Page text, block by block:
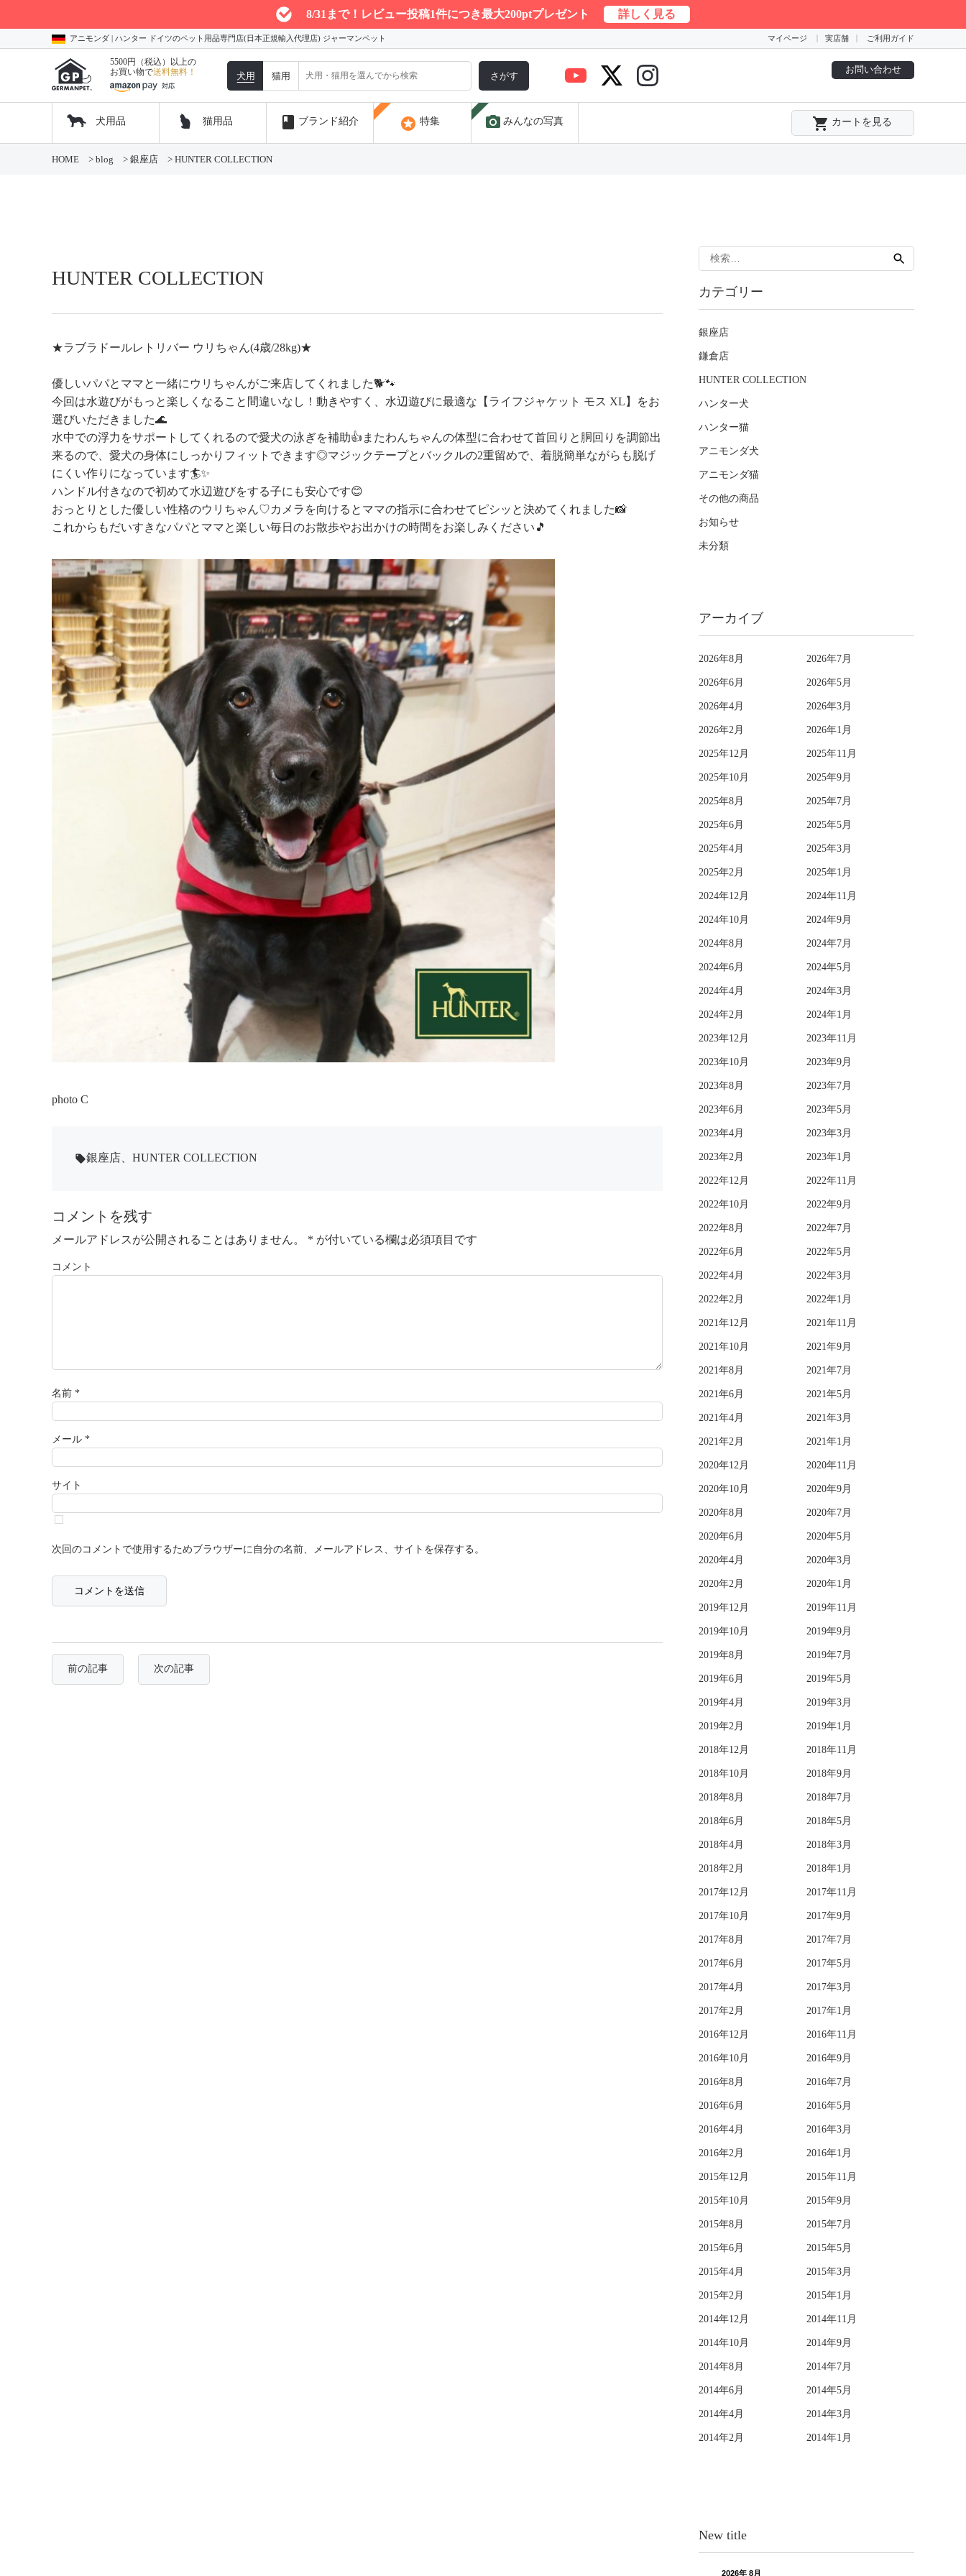
8/31まで！レビュー投稿1件につき最大200ptプレゼント 詳しく見る
アニモンダ | ハンター ドイツのペット用品専門店(日本正規輸入代理店) ジャーマンペット マイページ 実店舗 ご利用ガイド
5500円（税込）以上の
お買い物で送料無料！ 犬用 猫用 さがす
お問い合わせ
犬用品 猫用品 book ブランド紹介 stars 特集 photo_camera みんなの写真 local_grocery_store カートを見る
HOME > blog > 銀座店 > HUNTER COLLECTION
HUNTER COLLECTION
★ラブラドールレトリバー ウリちゃん(4歳/28kg)★
優しいパパとママと一緒にウリちゃんがご来店してくれました🐕️🐾
今回は水遊びがもっと楽しくなること間違いなし！動きやすく、水辺遊びに最適な【ライフジャケット モス XL】をお
選びいただきました🌊
水中での浮力をサポートしてくれるので愛犬の泳ぎを補助👍️またわんちゃんの体型に合わせて首回りと胴回りを調節出
来るので、愛犬の身体にしっかりフィットできます◎マジックテープとバックルの2重留めで、着脱簡単ながらも脱げ
にくい作りになっています🏄️✨️
ハンドル付きなので初めて水辺遊びをする子にも安心です😊
おっとりとした優しい性格のウリちゃん♡カメラを向けるとママの指示に合わせてピシッと決めてくれました📸
これからもだいすきなパパとママと楽しい毎日のお散歩やお出かけの時間をお楽しみください🎵
photo C
local_offer銀座店 HUNTER COLLECTION
コメントを残す
メールアドレスが公開されることはありません。 * が付いている欄は必須項目です
コメント
名前 *
メール *
サイト
次回のコメントで使用するためブラウザーに自分の名前、メールアドレス、サイトを保存する。
検
索:
カテゴリー
銀座店
鎌倉店
HUNTER COLLECTION
ハンター犬
ハンター猫
アニモンダ犬
アニモンダ猫
その他の商品
お知らせ
未分類
アーカイブ
2026年8月 2026年7月
2026年6月 2026年5月
2026年4月 2026年3月
2026年2月 2026年1月
2025年12月 2025年11月
2025年10月 2025年9月
2025年8月 2025年7月
2025年6月 2025年5月
2025年4月 2025年3月
2025年2月 2025年1月
2024年12月 2024年11月
2024年10月 2024年9月
2024年8月 2024年7月
2024年6月 2024年5月
2024年4月 2024年3月
2024年2月 2024年1月
2023年12月 2023年11月
2023年10月 2023年9月
2023年8月 2023年7月
2023年6月 2023年5月
2023年4月 2023年3月
2023年2月 2023年1月
2022年12月 2022年11月
2022年10月 2022年9月
2022年8月 2022年7月
2022年6月 2022年5月
2022年4月 2022年3月
2022年2月 2022年1月
2021年12月 2021年11月
2021年10月 2021年9月
2021年8月 2021年7月
2021年6月 2021年5月
2021年4月 2021年3月
2021年2月 2021年1月
2020年12月 2020年11月
2020年10月 2020年9月
2020年8月 2020年7月
2020年6月 2020年5月
2020年4月 2020年3月
2020年2月 2020年1月
2019年12月 2019年11月
2019年10月 2019年9月
2019年8月 2019年7月
2019年6月 2019年5月
2019年4月 2019年3月
2019年2月 2019年1月
2018年12月 2018年11月
2018年10月 2018年9月
2018年8月 2018年7月
2018年6月 2018年5月
2018年4月 2018年3月
2018年2月 2018年1月
2017年12月 2017年11月
2017年10月 2017年9月
2017年8月 2017年7月
2017年6月 2017年5月
2017年4月 2017年3月
2017年2月 2017年1月
2016年12月 2016年11月
2016年10月 2016年9月
2016年8月 2016年7月
2016年6月 2016年5月
2016年4月 2016年3月
2016年2月 2016年1月
2015年12月 2015年11月
2015年10月 2015年9月
2015年8月 2015年7月
2015年6月 2015年5月
2015年4月 2015年3月
2015年2月 2015年1月
2014年12月 2014年11月
2014年10月 2014年9月
2014年8月 2014年7月
2014年6月 2014年5月
2014年4月 2014年3月
2014年2月 2014年1月
New title
2026年 8月